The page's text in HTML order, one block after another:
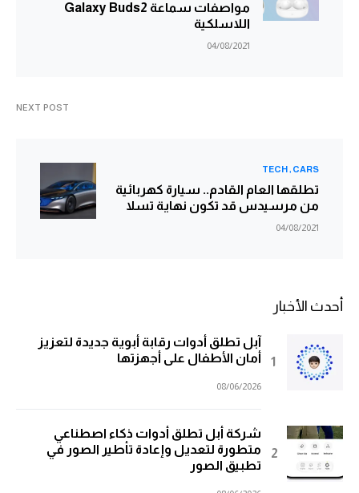
مواصفات سماعة Galaxy Buds2
اللاسلكية
04/08/2021
NEXT POST
CARS
TECH
تطلقها العام القادم.. سيارة كهربائية
من مرسيدس قد تكون نهاية تسلا
04/08/2021
أحدث الأخبار
آبل تطلق أدوات رقابة أبوية جديدة لتعزيز
أمان الأطفال على أجهزتها
08/06/2026
شركة أبل تطلق أدوات ذكاء اصطناعي
متطورة لتعديل وإعادة تأطير الصور في
تطبيق الصور